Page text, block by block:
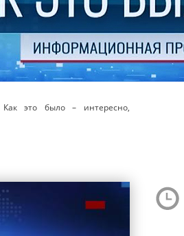
это было – интересно,